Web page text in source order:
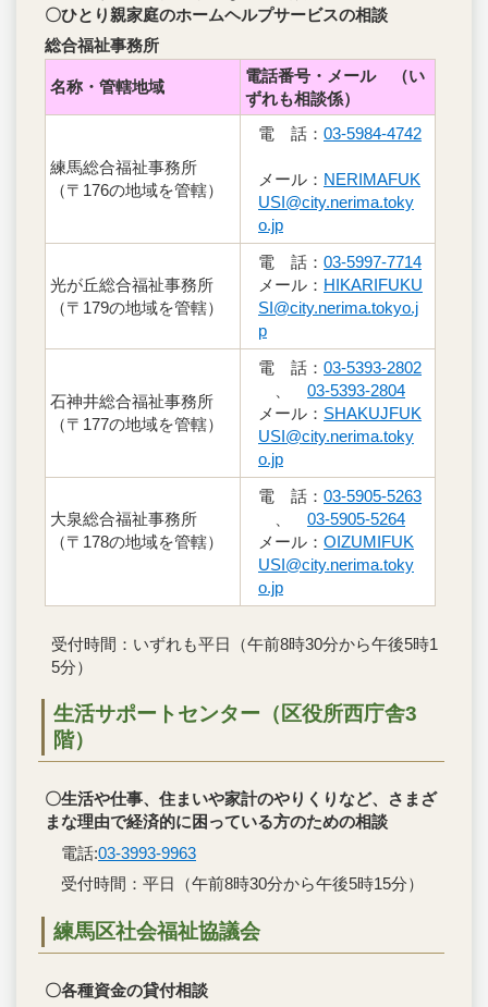
〇ひとり親家庭のホームヘルプサービスの相談
総合福祉事務所
名称・管轄地域
電話番号・メール （い
ずれも相談係）
練馬総合福祉事務所
（〒176の地域を管轄）
電 話： 03-5984-4742
メール： NERIMAFUK
USI@city.nerima.toky
o.jp
光が丘総合福祉事務所
（〒179の地域を管轄）
電 話： 03-5997-7714
メール： HIKARIFUKU
SI@city.nerima.tokyo.j
p
石神井総合福祉事務所
（〒177の地域を管轄）
電 話： 03-5393-2802
03-5393-2804
メール： SHAKUJFUK
USI@city.nerima.toky
o.jp
大泉総合福祉事務所
（〒178の地域を管轄）
電 話： 03-5905-5263
03-5905-5264
メール： OIZUMIFUK
USI@city.nerima.toky
o.jp
受付時間：いずれも平日（午前8時30分から午後5時1
5分）
生活サポートセンター（区役所西庁舎3
階）
〇生活や仕事、住まいや家計のやりくりなど、さまざ
まな理由で経済的に困っている方のための相談
電話:03-3993-9963
受付時間：平日（午前8時30分から午後5時15分）
練馬区社会福祉協議会
〇各種資金の貸付相談